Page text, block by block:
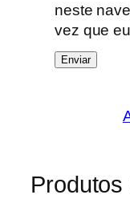
neste
vez que